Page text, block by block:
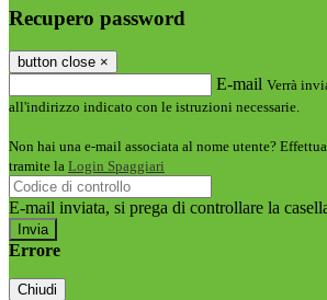
Recupero password
button close ×
E-mail Verrà
all'indirizzo indicato con le istruzioni necessarie.
Non hai una e-mail associata al nome utente?
tramite la Login Spaggiari
E-mail inviata, si prega di controllare la
Errore
Chiudi